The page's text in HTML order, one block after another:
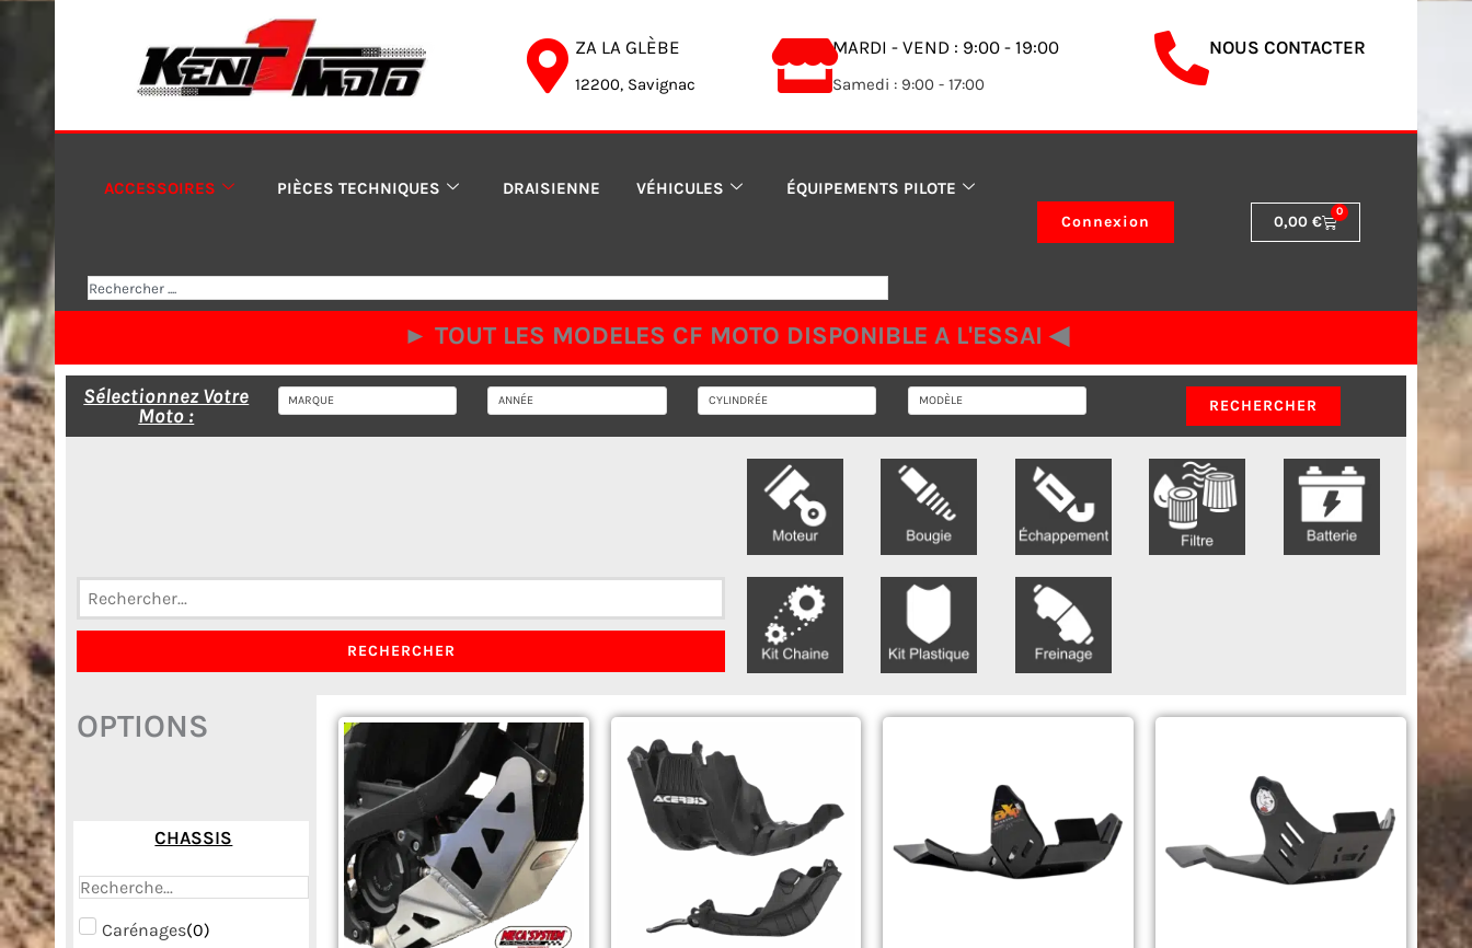
ZA LA GLÈBE
12200, Savignac
MARDI - VEND : 9:00 - 19:00
Samedi : 9:00 - 17:00
NOUS CONTACTER
ACCESSOIRES PIÈCES TECHNIQUES DRAISIENNE VÉHICULES ÉQUIPEMENTS PILOTE
Rechercher
Connexion 0,00€
0
Panier
► TOUT LES MODELES CF MOTO DISPONIBLE A L'ESSAI ◀︎
Sélectionnez Votre
Moto :
RECHERCHER
RECHERCHER
OPTIONS
CHASSIS
Carénages(0)
Le
prix
initial
était :
109,00 €.
Le
prix
actuel
est :
89,90 €.